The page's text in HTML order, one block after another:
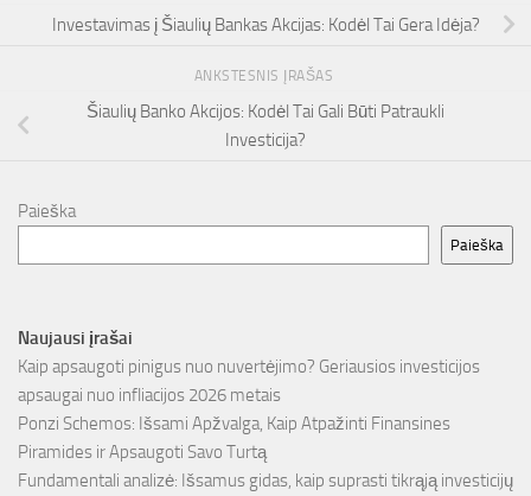
Investavimas į Šiaulių Bankas Akcijas: Kodėl Tai Gera Idėja?
ANKSTESNIS ĮRAŠAS
Šiaulių Banko Akcijos: Kodėl Tai Gali Būti Patraukli
Investicija?
Paieška
Paieška
Naujausi įrašai
Kaip apsaugoti pinigus nuo nuvertėjimo? Geriausios investicijos
apsaugai nuo infliacijos 2026 metais
Ponzi Schemos: Išsami Apžvalga, Kaip Atpažinti Finansines
Piramides ir Apsaugoti Savo Turtą
Fundamentali analizė: Išsamus gidas, kaip suprasti tikrąją investicijų